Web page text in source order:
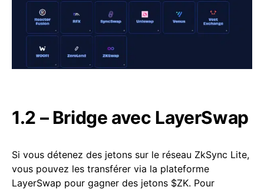
1.2 – Bridge avec LayerSwap
Si vous détenez des jetons sur le réseau ZkSync Lite,
vous pouvez les transférer via la plateforme
LayerSwap pour gagner des jetons $ZK. Pour